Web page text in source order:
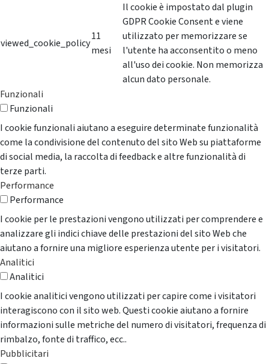
viewed_cookie_policy
11
mesi
Il cookie è impostato dal plugin
GDPR Cookie Consent e viene
utilizzato per memorizzare se
l'utente ha acconsentito o meno
all'uso dei cookie. Non memorizza
alcun dato personale.
Funzionali
Funzionali
I cookie funzionali aiutano a eseguire determinate funzionalità
come la condivisione del contenuto del sito Web su piattaforme
di social media, la raccolta di feedback e altre funzionalità di
terze parti.
Performance
Performance
I cookie per le prestazioni vengono utilizzati per comprendere e
analizzare gli indici chiave delle prestazioni del sito Web che
aiutano a fornire una migliore esperienza utente per i visitatori.
Analitici
Analitici
I cookie analitici vengono utilizzati per capire come i visitatori
interagiscono con il sito web. Questi cookie aiutano a fornire
informazioni sulle metriche del numero di visitatori, frequenza di
rimbalzo, fonte di traffico, ecc..
Pubblicitari